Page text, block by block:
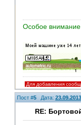
Особое
Для добавления
Пост #5 Дата:
RE: